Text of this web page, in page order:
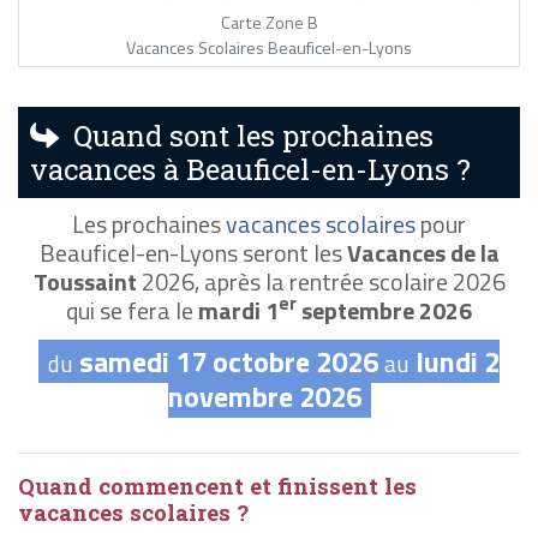
Carte Zone B
Vacances Scolaires Beauficel-en-Lyons
Quand sont les prochaines
vacances à Beauficel-en-Lyons ?
Les prochainesvacances scolairespour
Beauficel-en-Lyons seront lesVacances de la
Toussaint2026, après la rentrée scolaire 2026
qui se fera lemardi 1er septembre 2026
du samedi 17 octobre 2026au lundi 2
novembre 2026
Quand commencent et finissent les
vacances scolaires ?